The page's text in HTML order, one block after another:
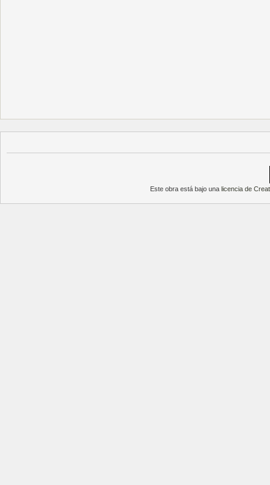
Este obra está bajo unalicencia de